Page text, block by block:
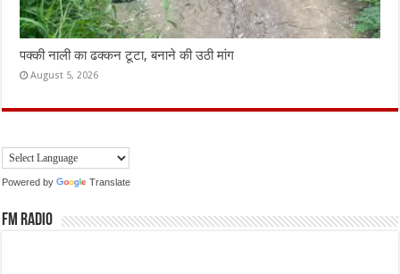
पक्की नाली का ढक्कन टूटा, बनाने की उठी मांग
August 5, 2026
Powered by Translate
FM Radio